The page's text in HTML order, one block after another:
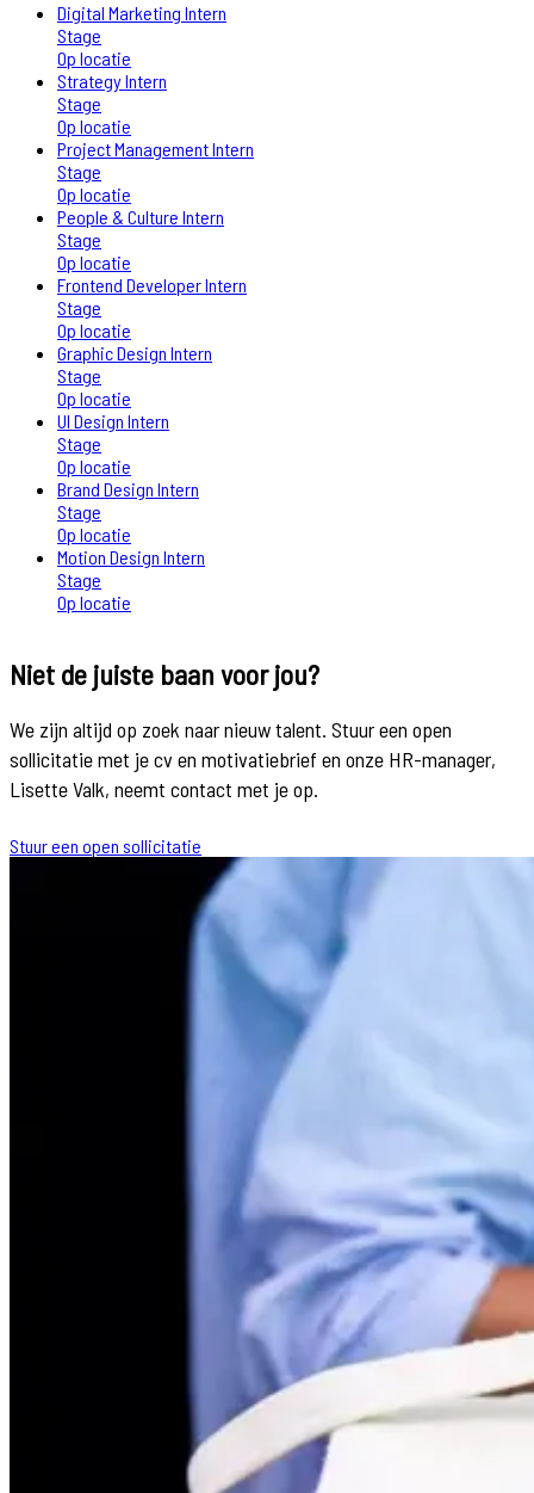
Digital Marketing Intern
Stage
Op locatie
Strategy Intern
Stage
Op locatie
Project Management Intern
Stage
Op locatie
People & Culture Intern
Stage
Op locatie
Frontend Developer Intern
Stage
Op locatie
Graphic Design Intern
Stage
Op locatie
UI Design Intern
Stage
Op locatie
Brand Design Intern
Stage
Op locatie
Motion Design Intern
Stage
Op locatie
Niet de juiste baan voor jou?
We zijn altijd op zoek naar nieuw talent. Stuur een open
sollicitatie met je cv en motivatiebrief en onze HR-manager,
Lisette Valk, neemt contact met je op.
Stuur een open sollicitatie